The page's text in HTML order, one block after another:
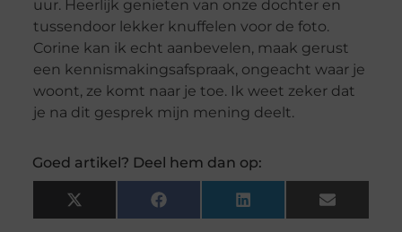
uur. Heerlijk genieten van onze dochter en
tussendoor lekker knuffelen voor de foto.
Corine kan ik echt aanbevelen, maak gerust
een kennismakingsafspraak, ongeacht waar je
woont, ze komt naar je toe. Ik weet zeker dat
je na dit gesprek mijn mening deelt.
Goed artikel? Deel hem dan op:
X
(Twitter)
Facebook LinkedIn Email